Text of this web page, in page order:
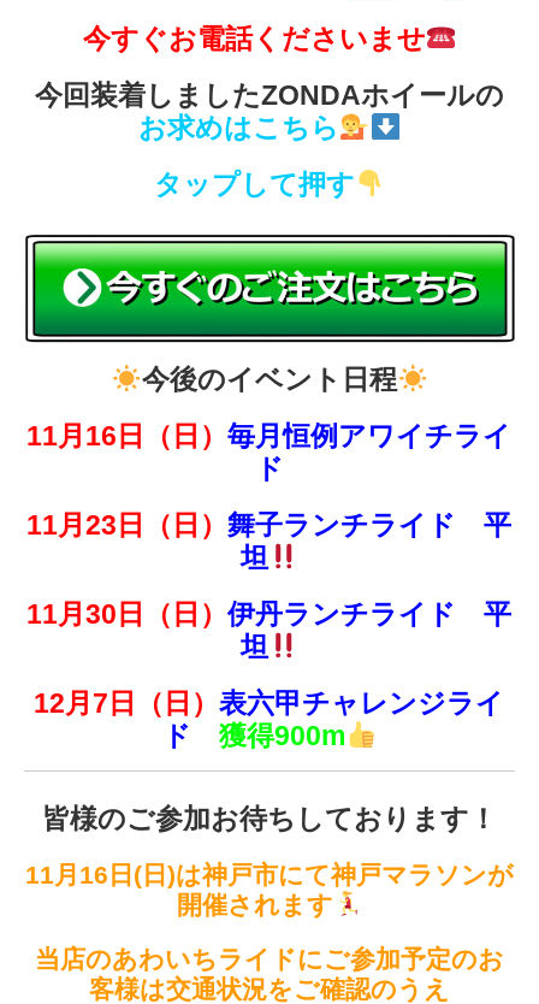
今すぐお電話くださいませ
今回装着しましたZONDAホイールの
お求めはこちら
タップして押す
今後のイベント日程
11月16日（日）毎月恒例 アワイチライ
ド
11月23日（日）舞子ランチライド 平
坦
11月30日（日）伊丹ランチライド 平
坦
12月7日（日）表六甲チャレンジライ
ド獲得900m
皆様のご参加お待ちしております！
11月16日(日)は神戸市にて神戸マラソンが
開催されます
当店のあわいちライドにご参加予定のお
客様は交通状況をご確認のうえ